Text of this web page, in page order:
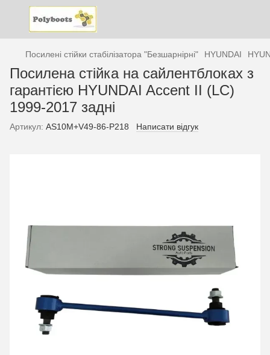
Посилені стійки стабілізатора "Безшарнірні" HYUNDAI
Посилена стійка на сайлентблоках з
гарантією HYUNDAI Accent II (LC)
1999-2017 задні
Артикул: AS10М+V49-86-P218 Написати відгук